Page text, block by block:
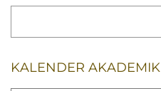
KALENDER AKADEMIK